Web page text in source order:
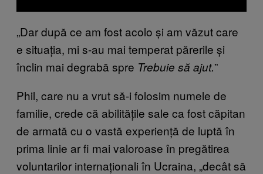
„Dar după ce am fost acolo și am văzut care
e situația, mi s-au mai temperat părerile și
înclin mai degrabă spre Trebuie să ajut.”
Phil, care nu a vrut să-i folosim numele de
familie, crede că abilitățile sale ca fost căpitan
de armată cu o vastă experiență de luptă în
prima linie ar fi mai valoroase în pregătirea
voluntarilor internaționali în Ucraina, „decât să